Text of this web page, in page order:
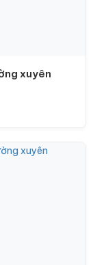
xuyên